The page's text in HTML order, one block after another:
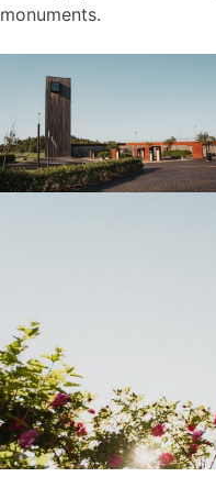
monuments.